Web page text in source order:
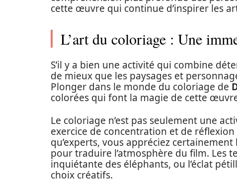
cette œuvre qui continue d’inspirer les
L’art du coloriage : Une
S’il y a bien une activité qui combine
de mieux que les paysages et
Plonger dans le monde du coloriage de
colorées qui font la magie de cette
Le coloriage n’est pas seulement une
exercice de concentration et de
qu’experts, vous appréciez
pour traduire l’atmosphère du film. Les
inquiétante des éléphants, ou l’éclat
choix créatifs.